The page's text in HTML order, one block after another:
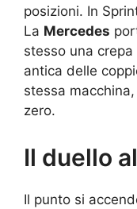
posizioni. In
La Mercedes
stesso una
antica delle
stessa
zero.
Il duello
Il punto si